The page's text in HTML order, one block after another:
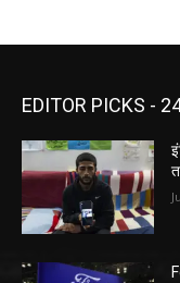
EDITOR PICKS -